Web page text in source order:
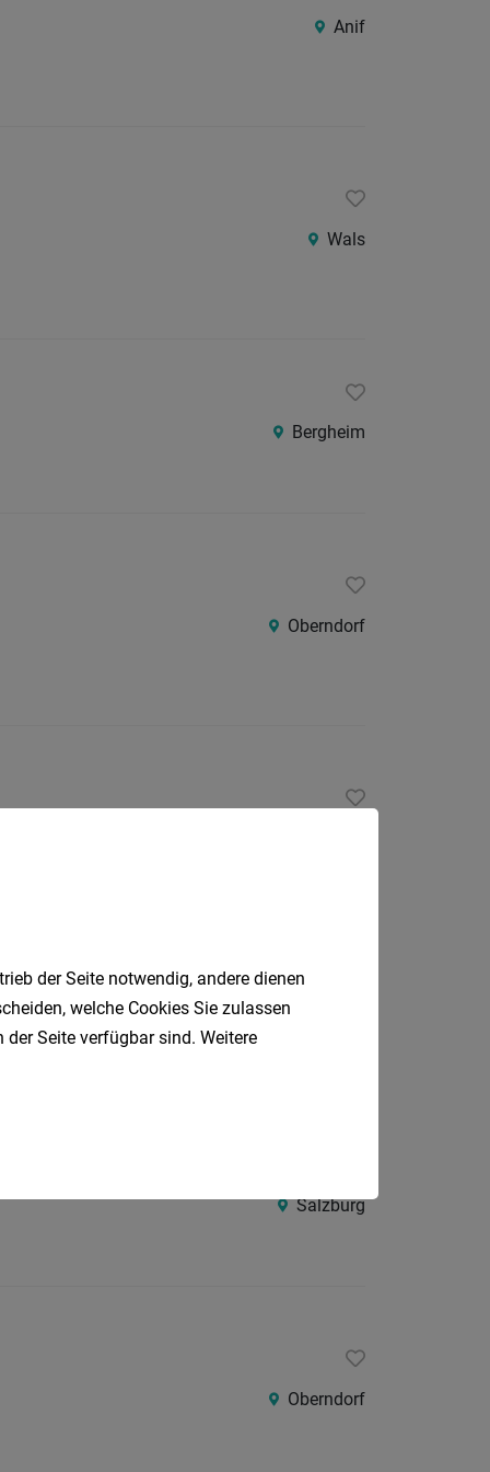
Anif
Wals
Bergheim
Oberndorf
Salzburg
Oberndorf
der Seite notwendig, andere dienen
welche Cookies Sie zulassen
Seite verfügbar sind. Weitere